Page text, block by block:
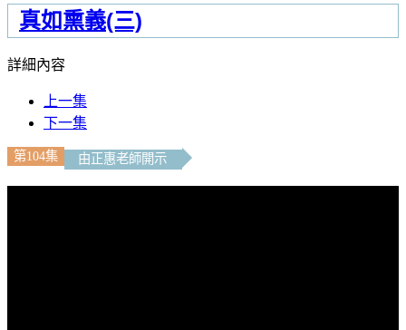
真如熏義(三)
詳細內容
上一集
下一集
第104集 由正惠老師開示